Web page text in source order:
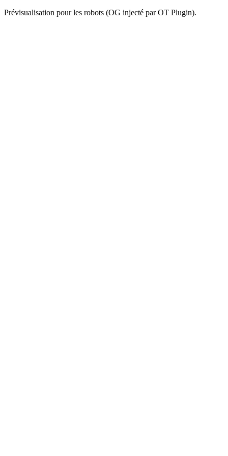
Prévisualisation pour les robots (OG injecté par OT Plugin).